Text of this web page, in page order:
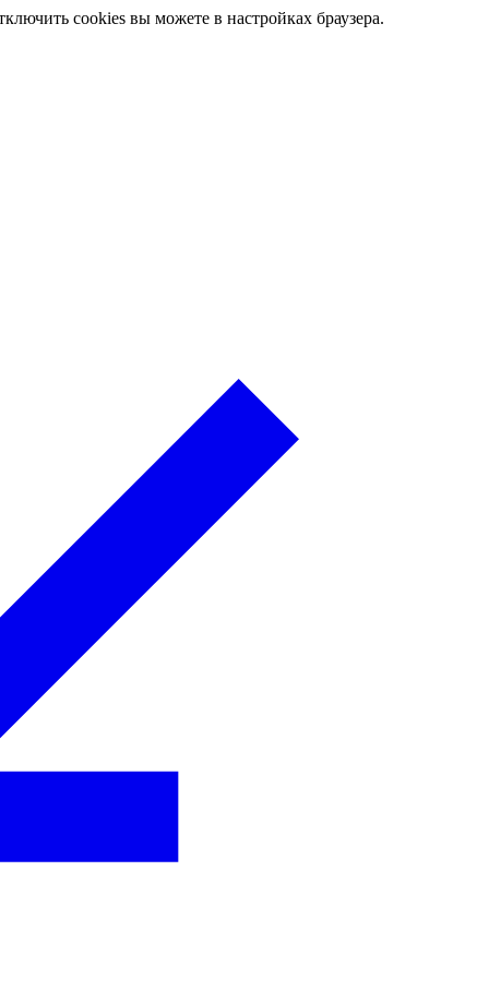
cookies вы можете в настройках браузера.